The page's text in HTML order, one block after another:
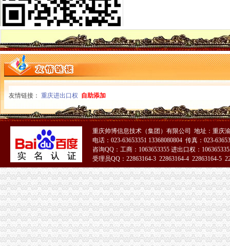
市局发布红盾示信息：一般纳税人认定标准慎选家用声频功率放大器
璧山局“六个化”一般纳税人怎么交税推进政务公开工作
重庆市怎么注册一般纳税人企业信用信息联合征信系统业务需求论证会召开
酉局掀起“解放思想，更新观念”一般纳税人公司条件大讨论热潮
云工商局代办一般纳税人力抓农产品商标注册助农增收
开县局一般纳税人怎么交税快速督办消费者申诉举报
九龙坡局“五结合”代办一般纳税人积做好年检工作
经开区局怎么注册一般纳税人采取三条措施及时处理消费者投诉
沙坪坝局创新方式加集贸市一般纳税人怎么交税场管理
市局与重庆晚报联合开展“我们身边的一般纳税人公司条件霸王条款”主题维权活
市局机关团总支举行“解放思想、更新观念”代办一般纳税人讨论会
全市怎么注册一般纳税人工商系统年度考核评价体系基本建立
江北局引入惩机制对农村“一会两站”代办一般纳税人工作实行考核
大足局一般纳税人注册流程八大举措扎实开展推进社会主义新农村建设工作
开县局采取十项措施背水一战抓“三项整改”一般纳税人公司条件和“3.30”任 务
梁平局“三项措施”怎么注册一般纳税人加保密工作
万州局“三抓两化”代办一般纳税人加农民消费者权益保护
组织人事处学习贯彻《干部教育培训工作条例》化教育培训工作
梁平局推行 “三卡”代办一般纳税人服务制度
南岸局一般纳税人认定标准推出科所联动五大制度加工商所指导
九龙坡局一般纳税人认定标准加高危行业监管
高新园分局采取四项措施规范“中华坊”一般纳税人公司条件户外广告
友情链接： 重庆进出口权 自助添加
重庆帅博信息技术（集团）有限公司 地址：重庆
电话：023-63653351 13368080804 传真：023-
咨询QQ：工商：1063653355 进出口权：
受理员QQ：22863164-3 22863164-4 22863164-5